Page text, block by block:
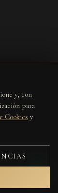
de cookies
Política de
y, con
para
Cookies y